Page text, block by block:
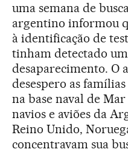
uma semana de
argentino informou
à identificação de
tinham detectado
desaparecimento. O
desespero as
na base naval de
navios e aviões da
Reino Unido,
concentravam sua